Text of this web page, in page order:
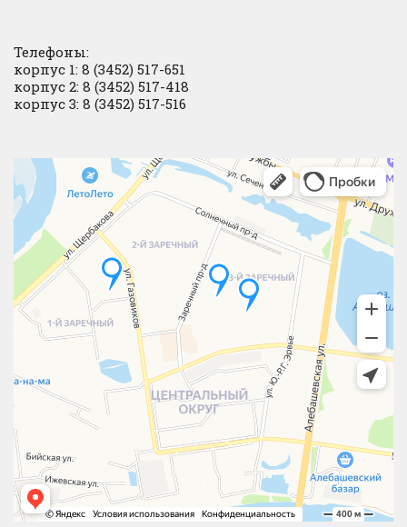
Телефоны:
корпус 1: 8 (3452) 517-651
корпус 2: 8 (3452) 517-418
корпус 3: 8 (3452) 517-516